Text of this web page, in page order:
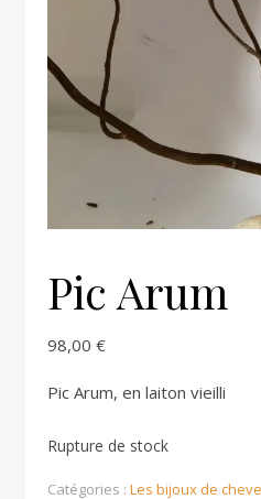
Pic Arum
98,00 €
Pic Arum, en laiton vieilli
Rupture de stock
Catégories : Les bijoux de